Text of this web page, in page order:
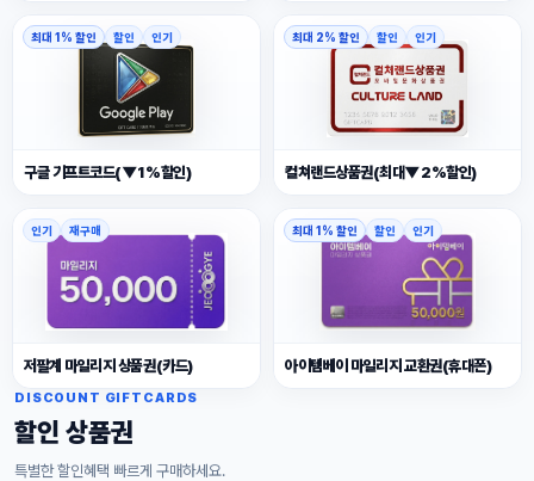
최대 1% 할인 할인 인기
구글 기프트코드(▼1%할인)
최대 2% 할인 할인 인기
컬쳐랜드상품권(최대▼2%할인)
인기 재구매
저팔계 마일리지 상품권(카드)
최대 1% 할인 할인 인기
아이템베이 마일리지 교환권(휴대폰)
DISCOUNT GIFTCARDS
할인 상품권
특별한 할인혜택 빠르게 구매하세요.